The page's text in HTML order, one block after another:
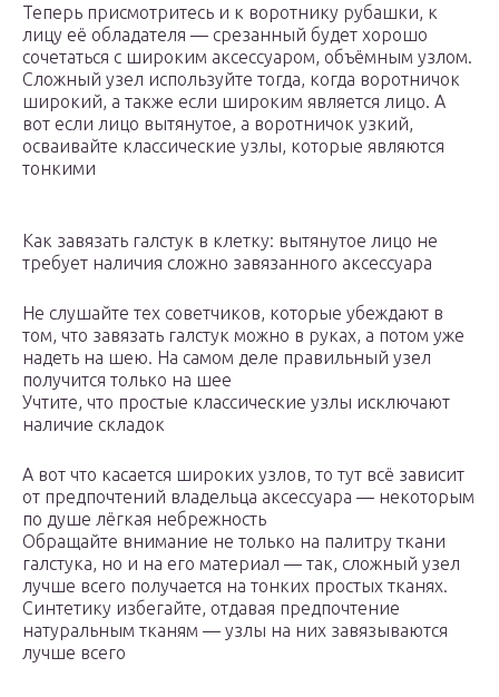
Теперь присмотритесь и к воротнику рубашки, к
лицу её обладателя — срезанный будет хорошо
сочетаться с широким аксессуаром, объёмным узлом.
Сложный узел используйте тогда, когда воротничок
широкий, а также если широким является лицо. А
вот если лицо вытянутое, а воротничок узкий,
осваивайте классические узлы, которые являются
тонкими
Как завязать галстук в клетку: вытянутое лицо не
требует наличия сложно завязанного аксессуара
Не слушайте тех советчиков, которые убеждают в
том, что завязать галстук можно в руках, а потом уже
надеть на шею. На самом деле правильный узел
получится только на шее
Учтите, что простые классические узлы исключают
наличие складок
А вот что касается широких узлов, то тут всё зависит
от предпочтений владельца аксессуара — некоторым
по душе лёгкая небрежность
Обращайте внимание не только на палитру ткани
галстука, но и на его материал — так, сложный узел
лучше всего получается на тонких простых тканях.
Синтетику избегайте, отдавая предпочтение
натуральным тканям — узлы на них завязываются
лучше всего